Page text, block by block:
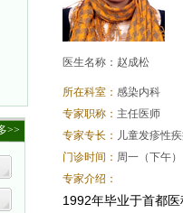
>>
医生名称：赵成松
所在科室： 感染内科
专家职称： 主任医师
专家专长： 儿童发疹性
门诊时间： 周一（下午
专家介绍：
1992年毕业于首都